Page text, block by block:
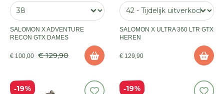
SALOMON X ADVENTURE
RECON GTX DAMES
€ 100,00 € 129,90
SALOMON X ULTRA 360 LTR GTX
HEREN
€ 129,90
19% 19%